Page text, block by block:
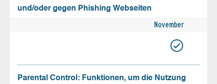
und/oder gegen Phishing Webseiten
November
Parental Control: Funktionen, um die Nutzung